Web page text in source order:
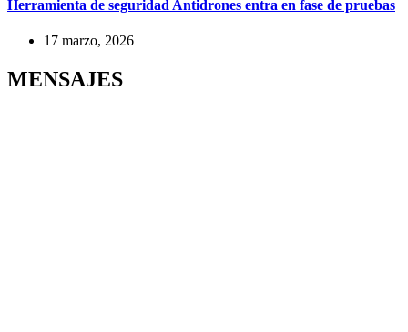
Herramienta de seguridad Antidrones entra en fase de pruebas
17 marzo, 2026
MENSAJES